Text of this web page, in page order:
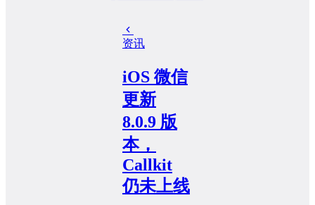
资讯
iOS 微信
更新
8.0.9 版
本，
Callkit
仍未上线